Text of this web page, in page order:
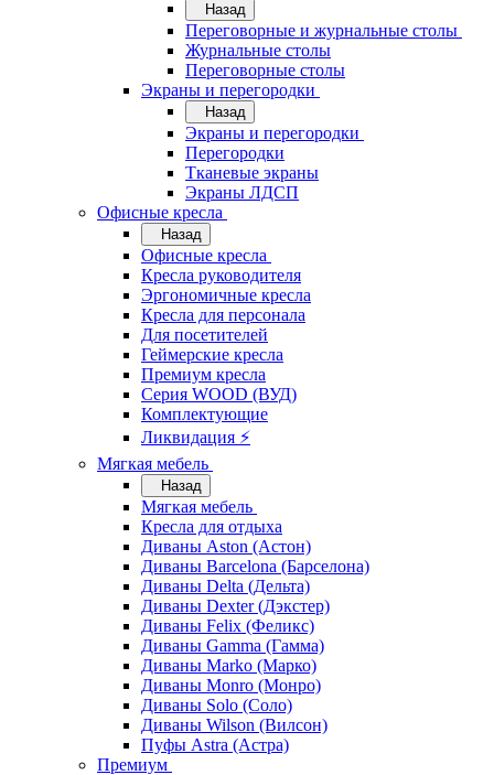
Назад
Переговорные и журнальные столы
Журнальные столы
Переговорные столы
Экраны и перегородки
Назад
Экраны и перегородки
Перегородки
Тканевые экраны
Экраны ЛДСП
Офисные кресла
Назад
Офисные кресла
Кресла руководителя
Эргономичные кресла
Кресла для персонала
Для посетителей
Геймерские кресла
Премиум кресла
Серия WOOD (ВУД)
Комплектующие
Ликвидация ⚡
Мягкая мебель
Назад
Мягкая мебель
Кресла для отдыха
Диваны Aston (Астон)
Диваны Barcelona (Барселона)
Диваны Delta (Дельта)
Диваны Dexter (Дэкстер)
Диваны Felix (Феликс)
Диваны Gamma (Гамма)
Диваны Marko (Марко)
Диваны Monro (Монро)
Диваны Solo (Соло)
Диваны Wilson (Вилсон)
Пуфы Astra (Астра)
Премиум